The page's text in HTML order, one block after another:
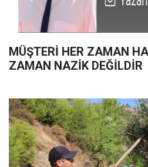
MÜŞTERİ HER ZAMAN
ZAMAN NAZİK DEĞİLDİR